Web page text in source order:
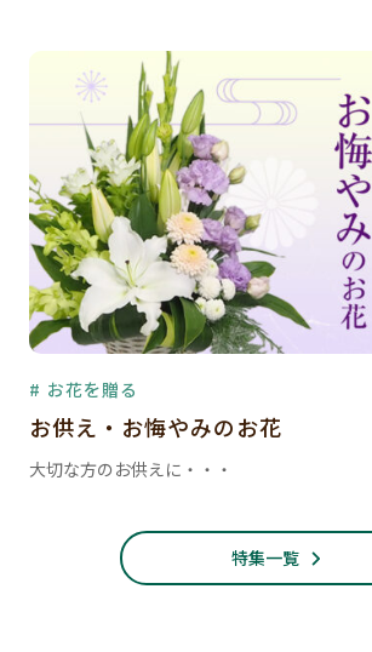
# お花を贈る
お供え・お悔やみのお花
大切な方のお供えに・・・
特集一覧